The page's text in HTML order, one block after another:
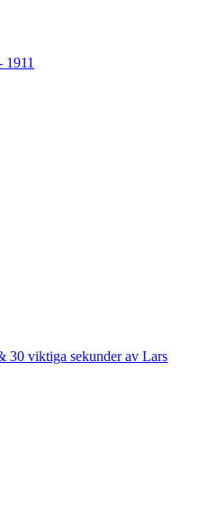
30 viktiga sekunder av Lars